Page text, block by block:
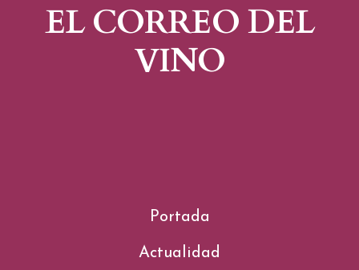
EL CORREO DEL
VINO
Portada
Actualidad